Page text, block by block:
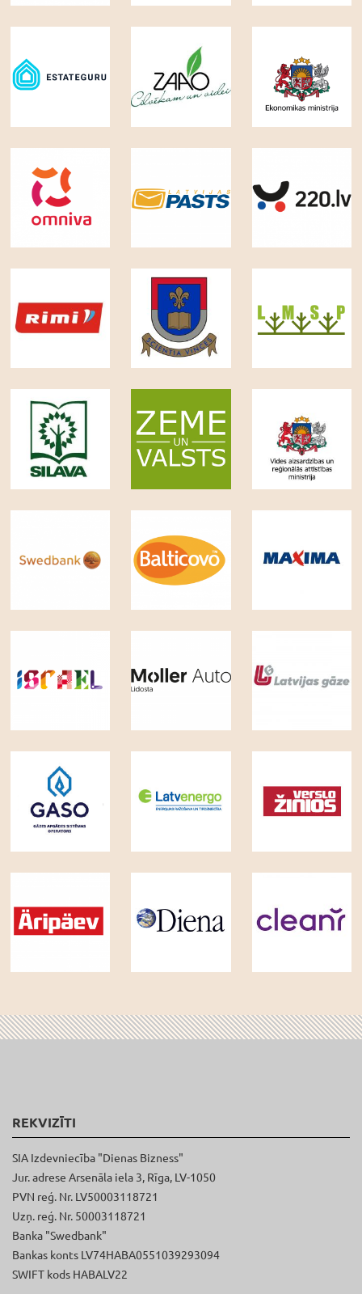
REKVIZĪTI
SIA Izdevniecība "Dienas Bizness"
Jur. adrese Arsenāla iela 3, Rīga, LV-1050
PVN reģ. Nr. LV50003118721
Uzņ. reģ. Nr. 50003118721
Banka "Swedbank"
Bankas konts LV74HABA0551039293094
SWIFT kods HABALV22